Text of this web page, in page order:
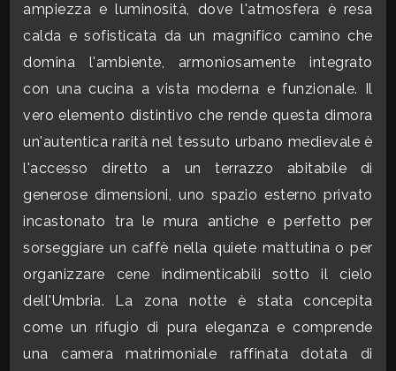
ampiezza e luminosità, dove l'atmosfera è resa
calda e sofisticata da un magnifico camino che
domina l'ambiente, armoniosamente integrato
con una cucina a vista moderna e funzionale. Il
vero elemento distintivo che rende questa dimora
un'autentica rarità nel tessuto urbano medievale è
l'accesso diretto a un terrazzo abitabile di
generose dimensioni, uno spazio esterno privato
incastonato tra le mura antiche e perfetto per
sorseggiare un caffè nella quiete mattutina o per
organizzare cene indimenticabili sotto il cielo
dell'Umbria. La zona notte è stata concepita
come un rifugio di pura eleganza e comprende
una camera matrimoniale raffinata dotata di
Prezzo
mq